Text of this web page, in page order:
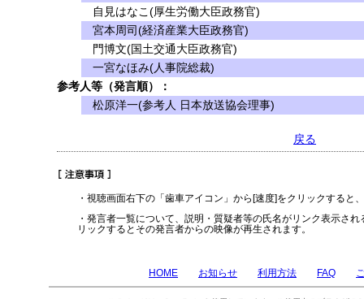
自見はなこ(厚生労働大臣政務官)
宮本周司(経済産業大臣政務官)
門博文(国土交通大臣政務官)
一宮なほみ(人事院総裁)
参考人等（発言順）：
松原洋一(参考人 日本放送協会理事)
戻る
・視聴画面右下の「歯車アイコン」から[速度]をクリックすると
・発言者一覧について、説明・質疑者等の氏名がリンク表示さ
リックするとその発言者からの映像が再生されます。
HOME お知らせ 利用方法 FAQ